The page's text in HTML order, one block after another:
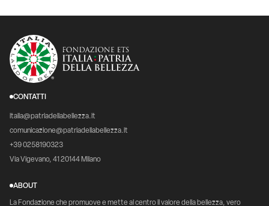
CONTATTI
italia@patriadellabellezza.it
comunicazione@patriadellabellezza.it
+39 0258190323
Via Vigevano, 41 20144 Milano
ABOUT
La Fondazione che promuove e mette al centro il valore della bellezza, vero